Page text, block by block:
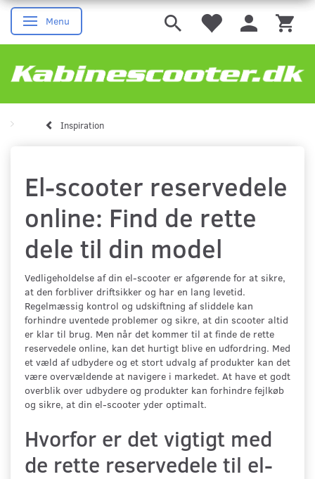
Skifte navigation
Menu
Inspiration
El-scooter reservedele
online: Find de rette
dele til din model
Vedligeholdelse af din el-scooter er afgørende for at sikre,
at den forbliver driftsikker og har en lang levetid.
Regelmæssig kontrol og udskiftning af sliddele kan
forhindre uventede problemer og sikre, at din scooter altid
er klar til brug. Men når det kommer til at finde de rette
reservedele online, kan det hurtigt blive en udfordring. Med
et væld af udbydere og et stort udvalg af produkter kan det
være overvældende at navigere i markedet. At have et godt
overblik over udbydere og produkter kan forhindre fejlkøb
og sikre, at din el-scooter yder optimalt.
Hvorfor er det vigtigt med
de rette reservedele til el-